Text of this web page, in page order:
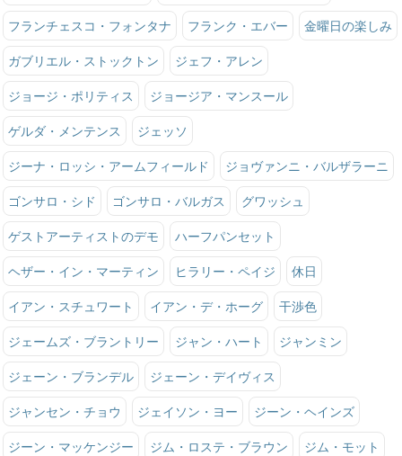
フランチェスコ・フォンタナ フランク・エバー 金曜日の楽しみ
ガブリエル・ストックトン ジェフ・アレン
ジョージ・ポリティス ジョージア・マンスール
ゲルダ・メンテンス ジェッソ
ジーナ・ロッシ・アームフィールド ジョヴァンニ・バルザラーニ
ゴンサロ・シド ゴンサロ・バルガス グワッシュ
ゲストアーティストのデモ ハーフパンセット
ヘザー・イン・マーティン ヒラリー・ペイジ 休日
イアン・スチュワート イアン・デ・ホーグ 干渉色
ジェームズ・ブラントリー ジャン・ハート ジャンミン
ジェーン・ブランデル ジェーン・デイヴィス
ジャンセン・チョウ ジェイソン・ヨー ジーン・ヘインズ
ジーン・マッケンジー ジム・ロステ・ブラウン ジム・モット